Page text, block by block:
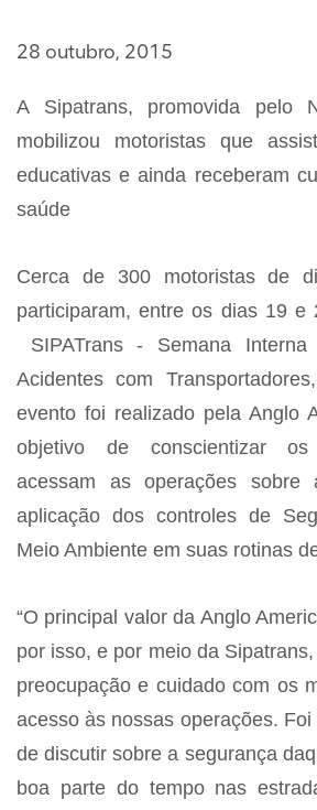
28 outubro, 2015
A Sipatrans, promovida pelo
mobilizou motoristas que
educativas e ainda receberam
saúde
Cerca de 300 motoristas de
participaram, entre os dias 19 e
SIPATrans - Semana
Acidentes com
evento foi realizado pela Anglo
objetivo de conscientizar
acessam as operações sobre
aplicação dos controles de
Meio Ambiente em suas rotinas
“O principal valor da Anglo
por isso, e por meio da
preocupação e cuidado com os
acesso às nossas operações.
de discutir sobre a segurança
boa parte do tempo nas